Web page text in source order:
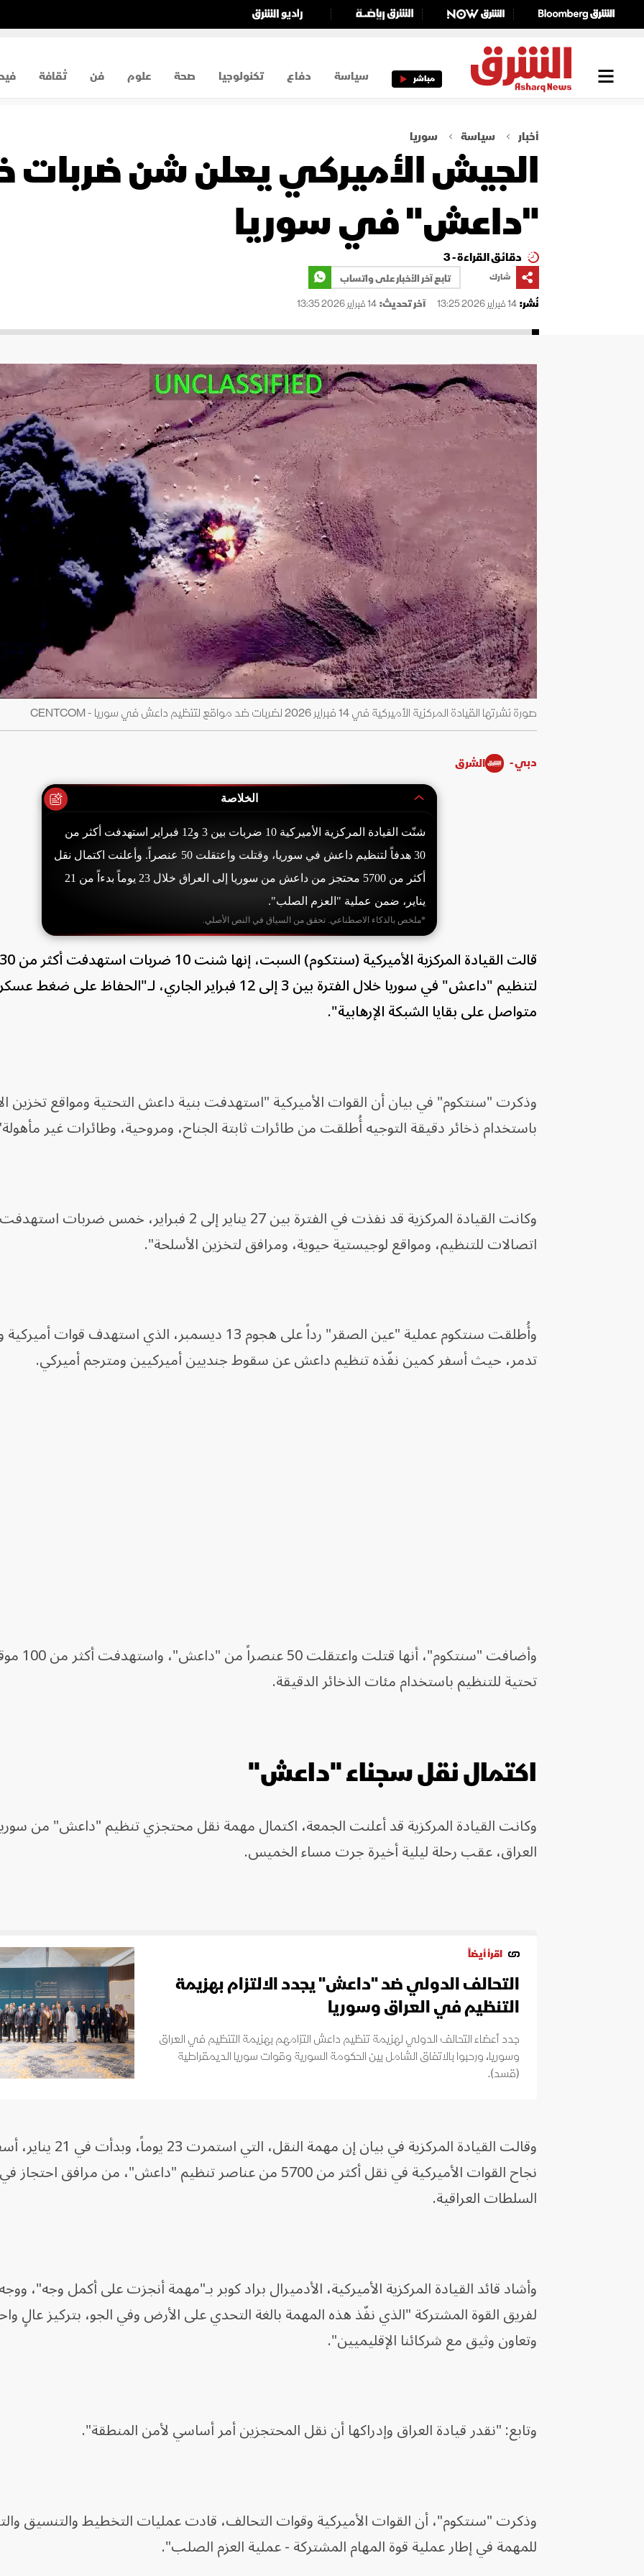
مباشر سياسة دفاع تكنولوجيا صحة علوم فن ثقافة
أخبار سياسة سوريا
"داعش" في سوريا
دقائق القراءة - 3
شارك
تابع آخر الأخبار على واتساب
نُشر:14 فبراير 2026 13:25 آخر تحديث:14 فبراير 2026 13:35
صورة نشرتها القيادة المركزية الأميركية في 14 فبراير 2026 لضربات ضد مواقع لتنظيم داعش في سوريا - CENTCOM
دبي - الشرق
الخلاصة
شنّت القيادة المركزية الأميركية 10 ضربات بين 3 و12 فبراير استهدفت أكثر من
30 هدفاً لتنظيم داعش في سوريا، وقتلت واعتقلت 50 عنصراً. وأعلنت اكتمال نقل
أكثر من 5700 محتجز من داعش من سوريا إلى العراق خلال 23 يوماً بدءاً من 21
يناير، ضمن عملية "العزم الصلب".
*ملخص بالذكاء الاصطناعي. تحقق من السياق في النص الأصلي.
لتنظيم "داعش" في سوريا خلال الفترة بين 3 إلى 12 فبراير الجاري، لـ"الحفاظ على
متواصل على بقايا الشبكة الإرهابية".
وذكرت "سنتكوم" في بيان أن القوات الأميركية "استهدفت بنية داعش التحتية ومواقع تخزين
باستخدام ذخائر دقيقة التوجيه أُطلقت من طائرات ثابتة الجناح، ومروحية، وطائرات غير
وكانت القيادة المركزية قد نفذت في الفترة بين 27 يناير إلى 2 فبراير، خمس
اتصالات للتنظيم، ومواقع لوجيستية حيوية، ومرافق لتخزين الأسلحة".
وأُطلقت سنتكوم عملية "عين الصقر" رداً على هجوم 13 ديسمبر، الذي استهدف
تدمر، حيث أسفر كمين نفّذه تنظيم داعش عن سقوط جنديين أميركيين ومترجم أميركي.
وأضافت "سنتكوم"،
تحتية للتنظيم باستخدام مئات الذخائر الدقيقة.
اكتمال نقل سجناء "داعش"
وكانت القيادة المركزية قد أعلنت الجمعة، اكتمال مهمة نقل محتجزي تنظيم "داعش" من
العراق، عقب رحلة ليلية أخيرة جرت مساء الخميس.
اقرأ أيضاً
التحالف الدولي ضد "داعش" يجدد الالتزام بهزيمة
التنظيم في العراق وسوريا
جدد أعضاء التحالف الدولي لهزيمة تنظيم داعش التزامهم بهزيمة التنظيم في العراق
وسوريا، ورحبوا بالاتفاق الشامل بين الحكومة السورية وقوات سوريا الديمقراطية
(قسد).
وقالت القيادة المركزية في بيان إن مهمة
نجاح القوات الأميركية في نقل أكثر من 5700 من عناصر تنظيم "داعش"، من مرافق
السلطات العراقية.
وأشاد قائد القيادة المركزية الأميركية، الأدميرال براد كوبر بـ"مهمة أنجزت على أكمل وجه"،
لفريق القوة المشتركة "الذي نفّذ هذه المهمة بالغة التحدي على الأرض وفي الجو، بتركيز عالٍ
وتعاون وثيق مع شركائنا الإقليميين".
وتابع: "نقدر قيادة العراق وإدراكها أن نقل المحتجزين أمر أساسي لأمن المنطقة".
وذكرت "سنتكوم"، أن القوات الأميركية وقوات التحالف، قادت عمليات التخطيط والتنسيق
للمهمة في إطار عملية قوة المهام المشتركة - عملية العزم الصلب".